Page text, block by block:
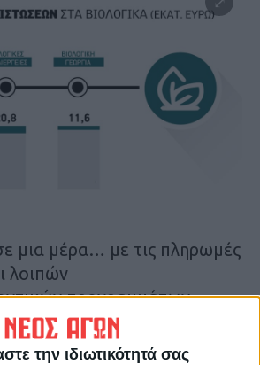
την ιδιωτικότητά σας
μια μέρα… με τις πληρωμές
λοιπών
προγραμμάτων,
εξηγείται ο λόγος για τον
πάλι αυτή η καθυστέρηση.